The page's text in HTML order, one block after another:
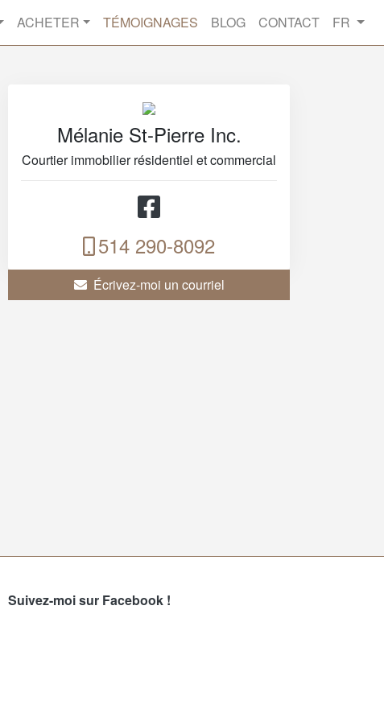
ACHETER TÉMOIGNAGES BLOG CONTACT FR
Mélanie St-Pierre Inc.
Courtier immobilier résidentiel et commercial
514 290-8092
Écrivez-moi un courriel
Suivez-moi sur Facebook !